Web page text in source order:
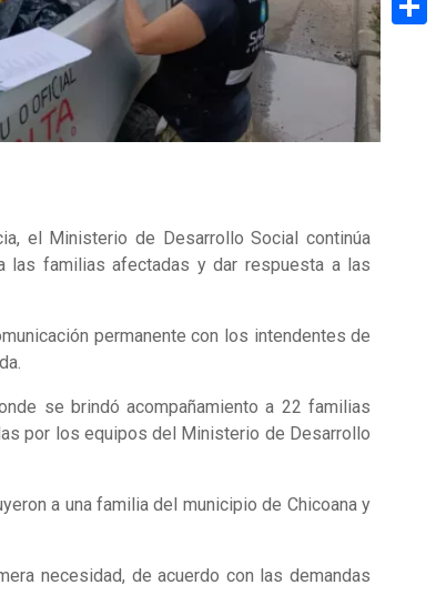
el Ministerio de Desarrollo Social continúa
las familias afectadas y dar respuesta a las
permanente con los intendentes de
se brindó acompañamiento a 22 familias
por los equipos del Ministerio de Desarrollo
a una familia del municipio de Chicoana y
necesidad, de acuerdo con las demandas